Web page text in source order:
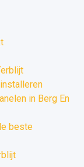
in Berg En
beste